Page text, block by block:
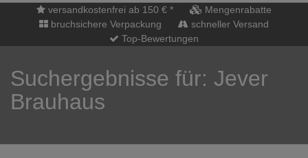
versandkostenfrei ab 150 € *
Mengenrabatte
bruchsichere Verpackung
schneller Versand
Top-Bewertungen
Suchergebnisse für: Jever
Brauhaus